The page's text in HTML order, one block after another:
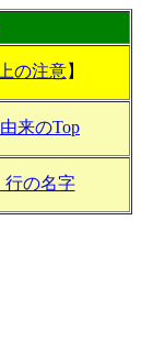
の注意】
来のTop
行の名字